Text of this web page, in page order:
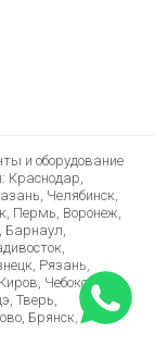
и оборудование
Краснодар,
Челябинск,
Пермь, Воронеж,
Барнаул,
Рязань,
Чебоксары,
Тверь,
Брянск,